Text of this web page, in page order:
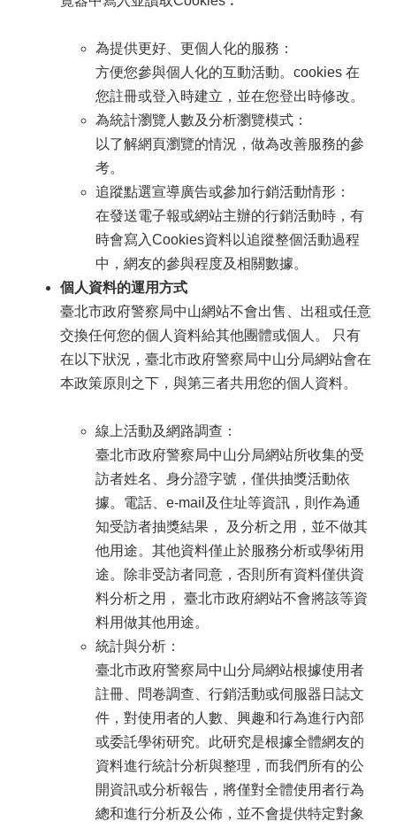
為提供更好、更個人化的服務：
方便您參與個人化的互動活動。cookies 在
您註冊或登入時建立，並在您登出時修改。
為統計瀏覽人數及分析瀏覽模式：
以了解網頁瀏覽的情況，做為改善服務的參
考。
追蹤點選宣導廣告或參加行銷活動情形：
在發送電子報或網站主辦的行銷活動時，有
時會寫入Cookies資料以追蹤整個活動過程
中，網友的參與程度及相關數據。
個人資料的運用方式
臺北市政府警察局中山網站不會出售、出租或任意
交換任何您的個人資料給其他團體或個人。 只有
在以下狀況，臺北市政府警察局中山分局網站會在
本政策原則之下，與第三者共用您的個人資料。
線上活動及網路調查：
臺北市政府警察局中山分局網站所收集的受
訪者姓名、身分證字號，僅供抽獎活動依
據。電話、e-mail及住址等資訊，則作為通
知受訪者抽獎結果， 及分析之用，並不做其
他用途。其他資料僅止於服務分析或學術用
途。除非受訪者同意，否則所有資料僅供資
料分析之用， 臺北市政府網站不會將該等資
料用做其他用途。
統計與分析：
臺北市政府警察局中山分局網站根據使用者
註冊、問卷調查、行銷活動或伺服器日誌文
件，對使用者的人數、興趣和行為進行內部
或委託學術研究。此研究是根據全體網友的
資料進行統計分析與整理，而我們所有的公
開資訊或分析報告，將僅對全體使用者行為
總和進行分析及公佈，並不會提供特定對象